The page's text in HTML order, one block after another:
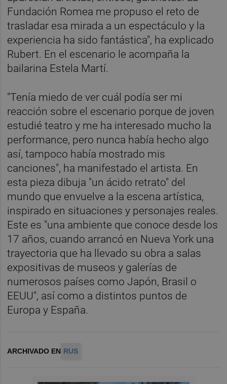
Fundación Romea me propuso el reto de
trasladar esa mirada a un espectáculo y la
experiencia ha sido fantástica", ha explicado
Rubert. En el escenario le acompaña la
bailarina Estela Martí.
"Tenía miedo de ver cuál podía ser mi
reacción sobre el escenario porque de joven
estudié teatro y me ha interesado mucho la
performance, pero nunca había hecho algo
así, tampoco había mostrado mis
canciones", ha manifestado el artista. En
esta pieza dibuja "un ácido retrato" del
mundo que envuelve a la escena artística,
inspirado en situaciones y personajes reales.
Este es "una ambiente que conoce desde los
17 años, cuando arrancó en Nueva York una
trayectoria que ha llevado su obra a salas
expositivas de museos y galerías de
numerosos países como Japón, Brasil o
EEUU", así como a distintos puntos de
Europa y España.
ARCHIVADO EN RUS